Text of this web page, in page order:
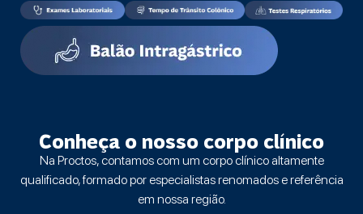
Conheça o nosso corpo clínico
Na Proctos, contamos com um corpo clínico altamente
qualificado, formado por especialistas renomados e referência
em nossa região.